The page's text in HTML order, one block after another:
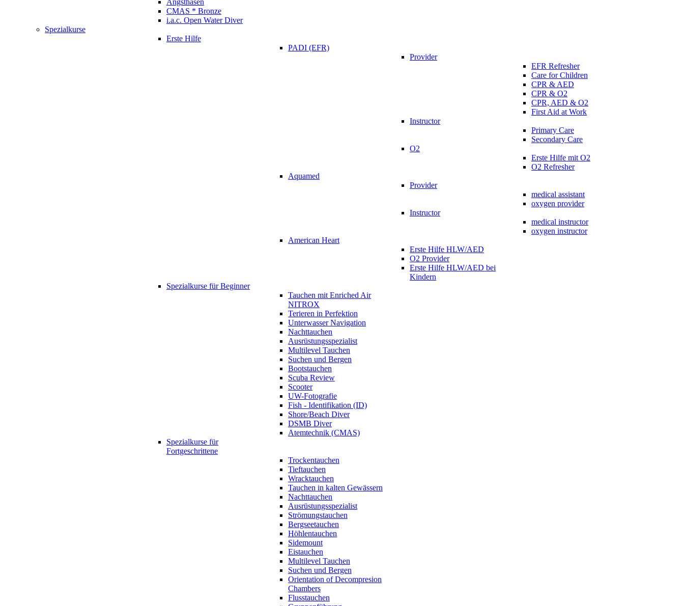
Angsthasen
CMAS * Bronze
i.a.c. Open Water Diver
Spezialkurse
Erste Hilfe
PADI (EFR)
Provider
EFR Refresher
Care for Children
CPR & AED
CPR & O2
CPR, AED & O2
First Aid at Work
Instructor
Primary Care
Secondary Care
O2
Erste Hilfe mit O2
O2 Refresher
Aquamed
Provider
medical assistant
oxygen provider
Instructor
medical instructor
oxygen instructor
American Heart
Erste Hilfe HLW/AED
O2 Provider
Erste Hilfe HLW/AED bei
Kindern
Spezialkurse für Beginner
Tauchen mit Enriched Air
NITROX
Terieren in Perfektion
Unterwasser Navigation
Nachttauchen
Ausrüstungsspezialist
Multilevel Tauchen
Suchen und Bergen
Bootstauchen
Scuba Review
Scooter
UW-Fotografie
Fish - Identifikation (ID)
Shore/Beach Diver
DSMB Diver
Atemtechnik (CMAS)
Spezialkurse für
Fortgeschrittene
Trockentauchen
Tieftauchen
Wracktauchen
Tauchen in kalten Gewässern
Nachttauchen
Ausrüstungsspezialist
Strömungstauchen
Bergseetauchen
Höhlentauchen
Sidemount
Eistauchen
Multilevel Tauchen
Suchen und Bergen
Orientation of Decompresion
Chambers
Flusstauchen